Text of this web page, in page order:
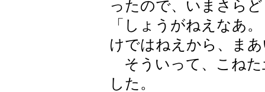
ったので、いまさら
「しょうがねえなあ
けではねえから、ま
そういって、こねた
した。